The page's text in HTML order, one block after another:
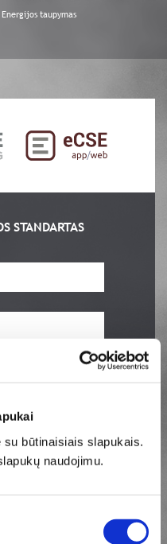
būtinaisiais slapukais.
naudojimu.
Energijos taupymas
STANDARTAS